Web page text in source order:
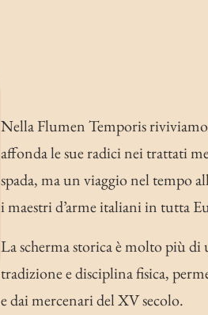
Nella Flumen Temporis riviviamo
affonda le sue radici nei trattati
spada, ma un viaggio nel tempo
i maestri d’arme italiani in tutta
La scherma storica è molto più
tradizione e disciplina fisica,
e dai mercenari del XV secolo.